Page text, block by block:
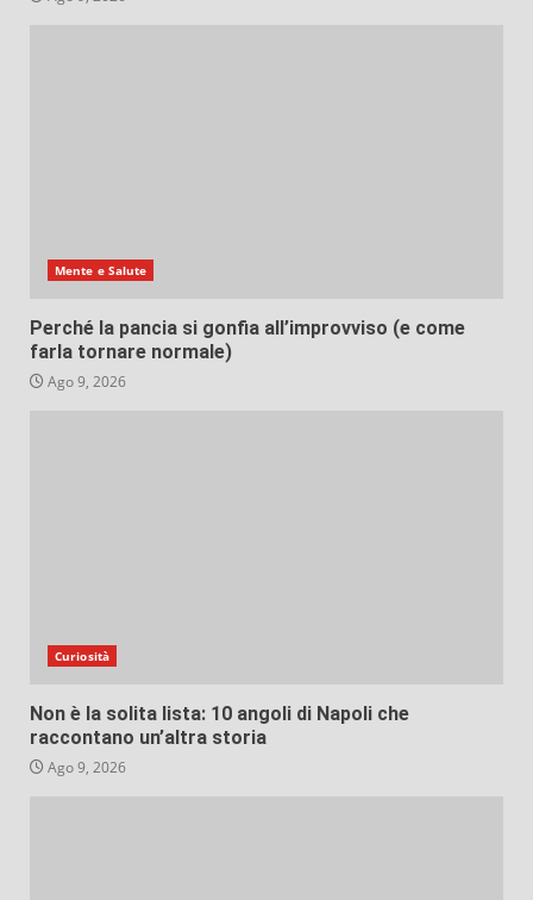
Mente e Salute
Perché la pancia si gonfia all’improvviso (e come
farla tornare normale)
Ago 9, 2026
Curiosità
Non è la solita lista: 10 angoli di Napoli che
raccontano un’altra storia
Ago 9, 2026